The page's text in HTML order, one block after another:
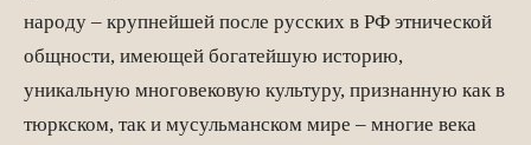
народу – крупнейшей после русских в РФ этнической
общности, имеющей богатейшую историю,
уникальную многовековую культуру, признанную как в
тюркском, так и мусульманском мире – многие века